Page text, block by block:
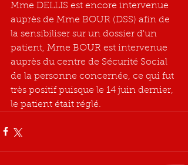
Mme DELLIS est encore intervenue
auprès de Mme BOUR (DSS) afin de
la sensibiliser sur un dossier d'un
patient, Mme BOUR est intervenue
auprès du centre de Sécurité Social
de la personne concernée, ce qui fut
très positif puisque le 14 juin dernier,
le patient était réglé.